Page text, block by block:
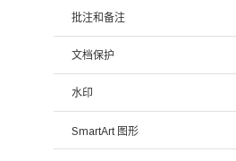
批注和备注
文档保护
水印
SmartArt 图形